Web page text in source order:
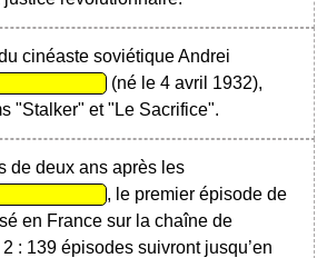
cinéaste soviétique Andrei
(né le 4 avril 1932),
"Stalker" et "Le Sacrifice".
de deux ans après les
, le premier épisode de
en France sur la chaîne de
: 139 épisodes suivront jusqu’en